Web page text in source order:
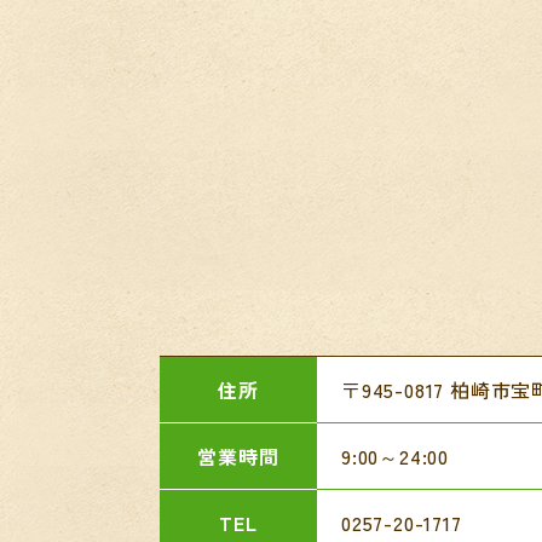
住所 〒945-0817 柏崎市宝
営業時間 9:00～24:00
TEL 0257-20-1717